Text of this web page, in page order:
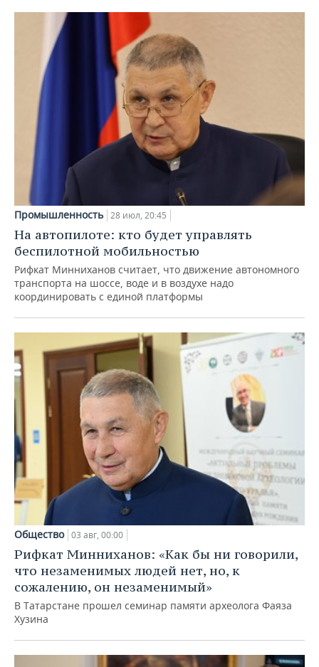
Промышленность 28 июл, 20:45
На автопилоте: кто будет управлять
беспилотной мобильностью
Рифкат Минниханов считает, что движение автономного
транспорта на шоссе, воде и в воздухе надо
координировать с единой платформы
Общество 03 авг, 00:00
Рифкат Минниханов: «Как бы ни говорили,
что незаменимых людей нет, но, к
сожалению, он незаменимый»
В Татарстане прошел семинар памяти археолога Фаяза
Хузина